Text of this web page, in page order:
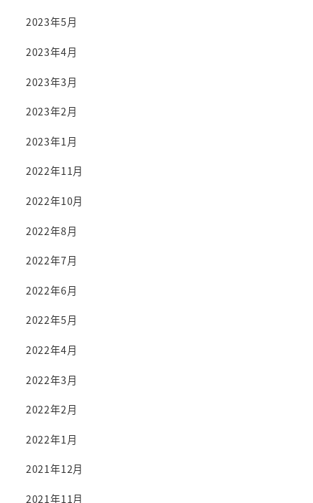
2023年5月
2023年4月
2023年3月
2023年2月
2023年1月
2022年11月
2022年10月
2022年8月
2022年7月
2022年6月
2022年5月
2022年4月
2022年3月
2022年2月
2022年1月
2021年12月
2021年11月